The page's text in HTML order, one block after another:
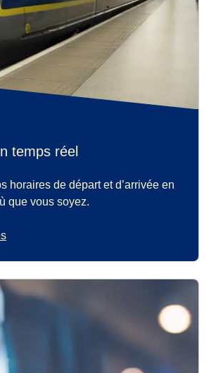
temps réel
horaires de départ et d’arrivée en
que vous soyez.